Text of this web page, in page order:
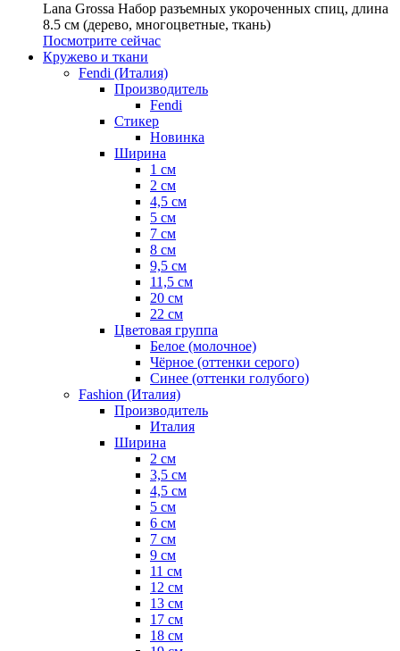
Lana Grossa Набор разъемных укороченных спиц, длина
8.5 см (дерево, многоцветные, ткань)
Посмотрите сейчас
Кружево и ткани
Fendi (Италия)
Производитель
Fendi
Стикер
Новинка
Ширина
1 см
2 см
4,5 см
5 см
7 см
8 см
9,5 см
11,5 см
20 см
22 см
Цветовая группа
Белое (молочное)
Чёрное (оттенки серого)
Синее (оттенки голубого)
Fashion (Италия)
Производитель
Италия
Ширина
2 см
3,5 см
4,5 см
5 см
6 см
7 см
9 см
11 см
12 см
13 см
17 см
18 см